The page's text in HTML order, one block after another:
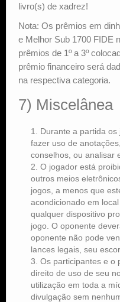
livro(s) de xadrez!
Nota: Os prêmios em
e Melhor Sub 1700 FIDE
prêmios de 1º a 3º
prêmio financeiro será
na respectiva categoria.
7) Miscelânea
Durante a partida
fazer uso de
conselhos, ou analisar
O jogador está
outros meios
jogos, a menos que
acondicionado em
qualquer dispositivo
jogo. O oponente
oponente não pode
lances legais, seu
Os participantes e o
direito de uso de seu
utilização em toda a
divulgação sem